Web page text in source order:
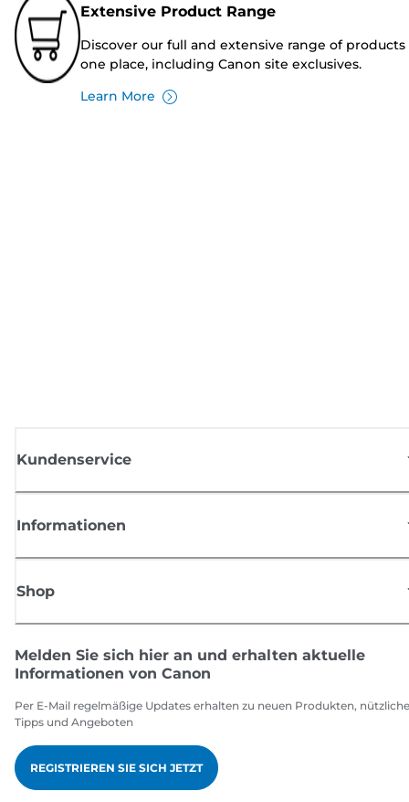
Extensive Product Range
Discover our full and extensive range of products
one place, including Canon site exclusives.
Learn More
Kundenservice
Informationen
Shop
Melden Sie sich hier an und erhalten aktuelle
Informationen von Canon
Per E-Mail regelmäßige Updates erhalten zu neuen Produkten,
Tipps und Angeboten
REGISTRIEREN SIE SICH JETZT